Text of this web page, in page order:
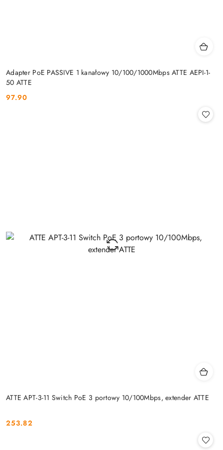
Adapter PoE PASSIVE 1 kanałowy 10/100/1000Mbps ATTE AEPI-1-
50 ATTE
Cena:
97.90
ATTE APT-3-11 Switch PoE 3 portowy 10/100Mbps, extender ATTE
Cena:
253.82